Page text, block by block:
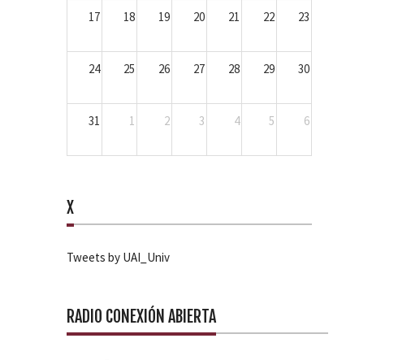
17 18 19 20 21 22 23
24 25 26 27 28 29 30
31 1 2 3 4 5 6
X
Tweets by UAI_Univ
RADIO CONEXIÓN ABIERTA